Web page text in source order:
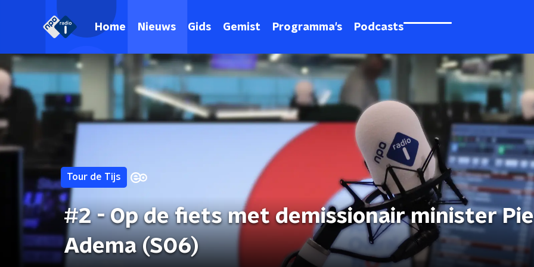
Home Nieuws Gids Gemist Programma's Podcasts
Tour de Tijs
#2 - Op de fiets met demissionair minister
Adema (S06)